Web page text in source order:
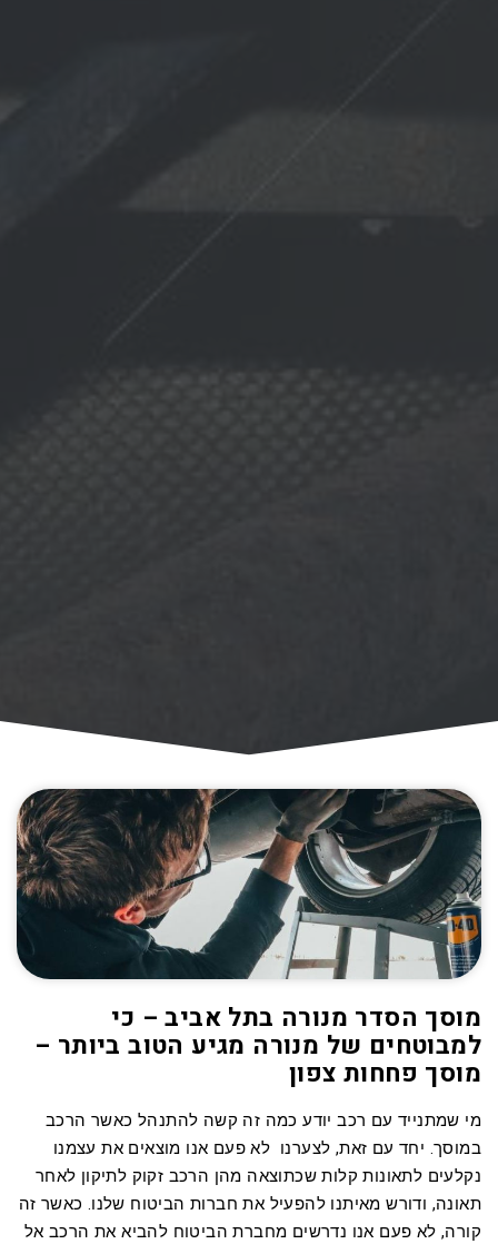
מוסך הסדר מנורה בתל אביב – כי
למבוטחים של מנורה מגיע הטוב ביותר –
מוסך פחחות צפון
מי שמתנייד עם רכב יודע כמה זה קשה להתנהל כאשר הרכב
במוסך. יחד עם זאת, לצערנו לא פעם אנו מוצאים את עצמנו
נקלעים לתאונות קלות שכתוצאה מהן הרכב זקוק לתיקון לאחר
תאונה, ודורש מאיתנו להפעיל את חברות הביטוח שלנו. כאשר זה
קורה, לא פעם אנו נדרשים מחברת הביטוח להביא את הרכב אל